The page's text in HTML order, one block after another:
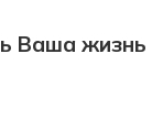
Ваша жизнь